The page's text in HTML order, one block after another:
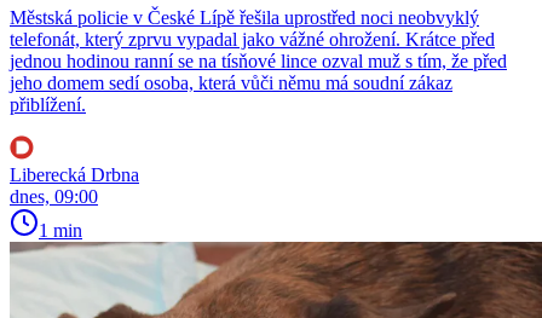
Městská policie v České Lípě řešila uprostřed noci neobvyklý
telefonát, který zprvu vypadal jako vážné ohrožení. Krátce před
jednou hodinou ranní se na tísňové lince ozval muž s tím, že před
jeho domem sedí osoba, která vůči němu má soudní zákaz
přiblížení.
Liberecká Drbna
dnes, 09:00
1 min